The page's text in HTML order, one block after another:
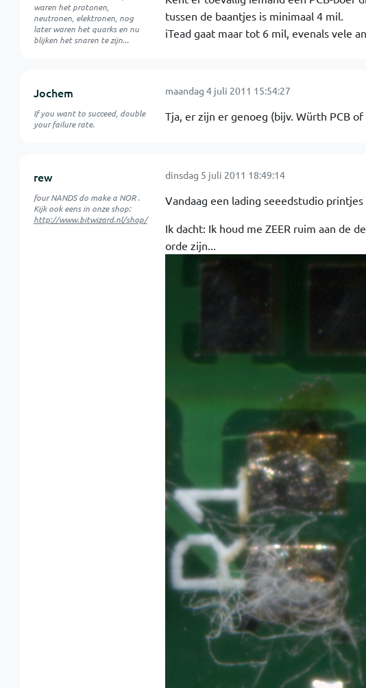
waren het protonen,
neutronen, elektronen, nog
later waren het quarks en nu
blijken het snaren te zijn...
tussen de baantjes is minimaal 4 mil.
iTead gaat maar tot 6 mil, evenals vele
Jochem
If you want to succeed, double
your failure rate.
maandag 4 juli 2011 15:54:27
Tja, er zijn er genoeg (bijv. Würth PCB
rew
four NANDS do make a NOR .
Kijk ook eens in onze shop:
http://www.bitwizard.nl/shop/
dinsdag 5 juli 2011 18:49:14
Vandaag een lading seeedstudio
Ik dacht: Ik houd me ZEER ruim aan de
orde zijn...